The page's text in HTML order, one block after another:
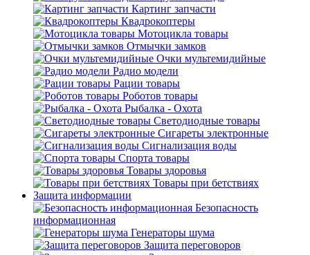
Картинг запчасти
Квадрокоптеры
Мотоцикла товары
Отмычки замков
Очки мультемидийные
Радио модели
Рации товары
Роботов товары
Рыбалка - Охота
Светодиодные товары
Сигареты электронные
Сигнализация воды
Спорта товары
Товары здоровья
Товары при бетствиях
Защита информации
Безопасность
информационная
Генераторы шума
Защита переговоров